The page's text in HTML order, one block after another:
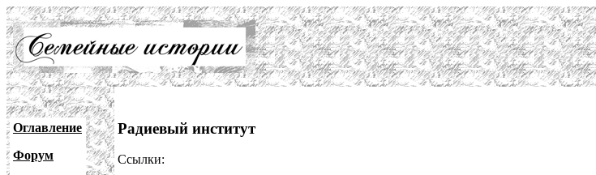
Оглавление
Форум
Радиевый институт
Ссылки: